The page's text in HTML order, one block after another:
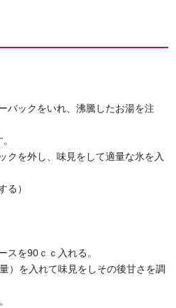
バックをいれ、沸騰したお湯を注
を外し、味見をして適量な氷を入
る）
を90ｃｃ入れる。
を入れて味見をしその後甘さを調